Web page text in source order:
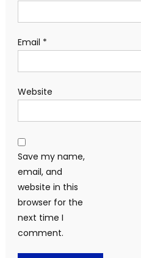
Email *
Website
Save my name,
email, and
website in this
browser for the
next time I
comment.